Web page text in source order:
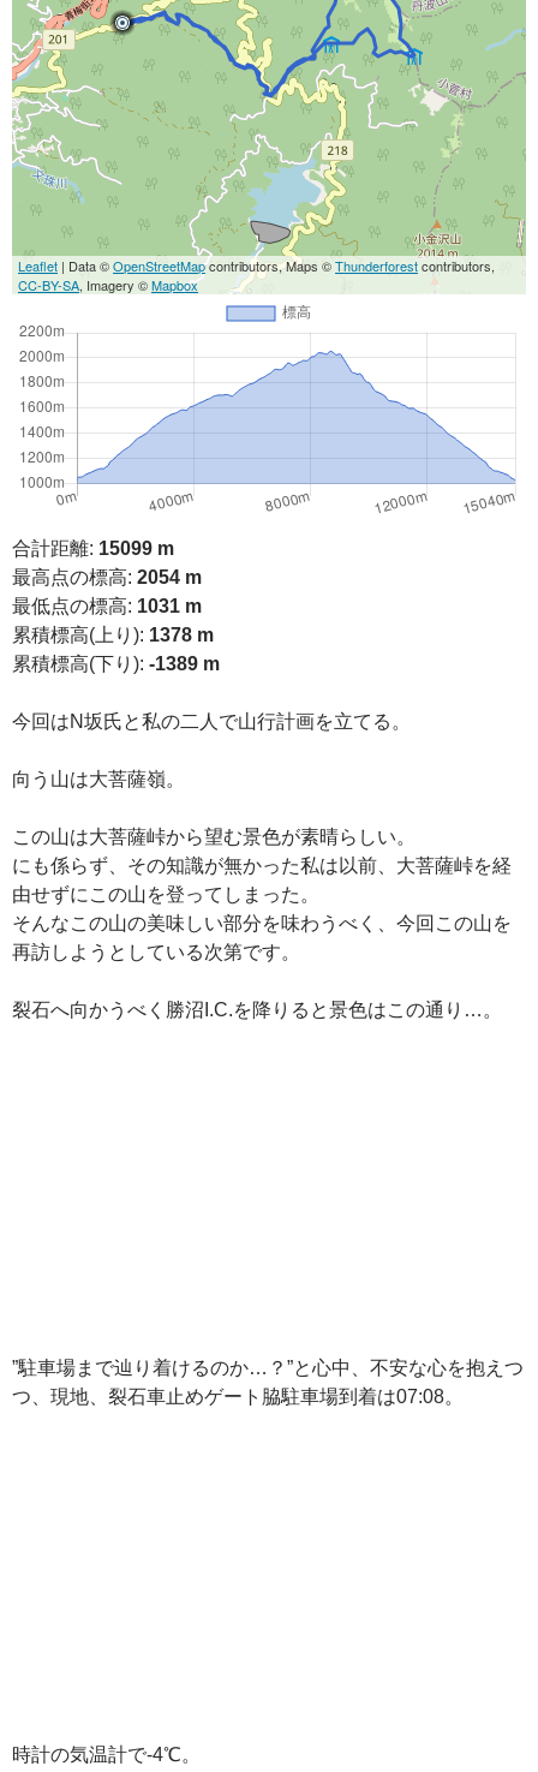
Leaflet | Data ©OpenStreetMapcontributors, Maps ©Thunderforestcontributors,
CC-BY-SA, Imagery ©Mapbox
合計距離: 15099 m
最高点の標高: 2054 m
最低点の標高: 1031 m
累積標高(上り): 1378 m
累積標高(下り): -1389 m
今回はN坂氏と私の二人で山行計画を立てる。
向う山は大菩薩嶺。
この山は大菩薩峠から望む景色が素晴らしい。
にも係らず、その知識が無かった私は以前、大菩薩峠を経
由せずにこの山を登ってしまった。
そんなこの山の美味しい部分を味わうべく、今回この山を
再訪しようとしている次第です。
裂石へ向かうべく勝沼I.C.を降りると景色はこの通り…。
”駐車場まで辿り着けるのか…？”と心中、不安な心を抱えつ
つ、現地、裂石車止めゲート脇駐車場到着は07:08。
時計の気温計で-4℃。